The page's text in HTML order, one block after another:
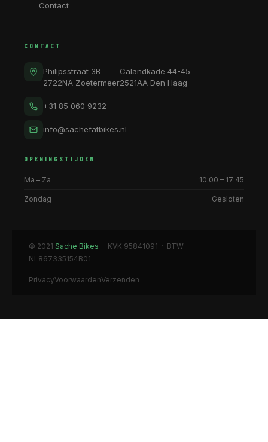
Contact
CONTACT
Philipsstraat 3B
2722NA Zoetermeer
Calandkade 44-45
2521AA Den Haag
+31 85 060 9232
info@sachefatbikes.nl
OPENINGSTIJDEN
Ma – Za 10:00 – 17:45
Zondag Gesloten
© 2021 Sache Bikes · KVK 95841091 · BTW
NL867335154B01
PrivacyVoorwaardenVerzenden